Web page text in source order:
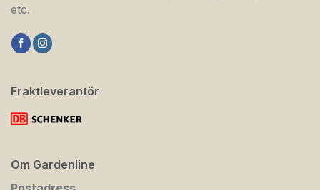
etc.
Fraktleverantör
Om Gardenline